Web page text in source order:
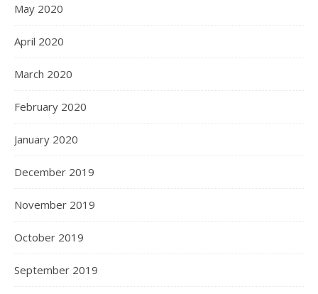
May 2020
April 2020
March 2020
February 2020
January 2020
December 2019
November 2019
October 2019
September 2019